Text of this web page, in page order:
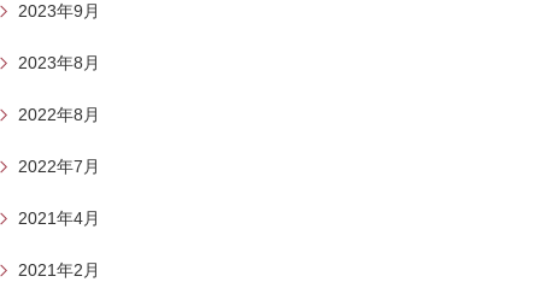
2023年9月
2023年8月
2022年8月
2022年7月
2021年4月
2021年2月